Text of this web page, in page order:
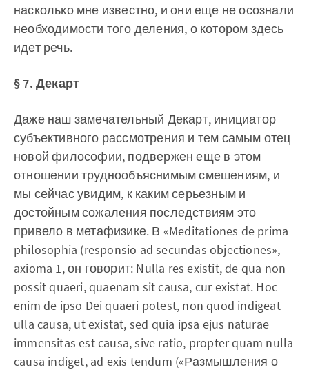
насколько мне известно, и они еще не осознали
необходимости того деления, о котором здесь
идет речь.
§ 7. Декарт
Даже наш замечательный Декарт, инициатор
субъективного рассмотрения и тем самым отец
новой философии, подвержен еще в этом
отношении труднообъяснимым смешениям, и
мы сейчас увидим, к каким серьезным и
достойным сожаления последствиям это
привело в метафизике. В «Meditationes de prima
philosophia (responsio ad secundas objectiones»,
axioma 1, он говорит: Nulla res existit, de qua non
possit quaeri, quaenam sit causa, cur existat. Hoc
enim de ipso Dei quaeri potest, non quod indigeat
ulla causa, ut existat, sed quia ipsa ejus naturae
immensitas est causa, sive ratio, propter quam nulla
causa indiget, ad exis tendum («Размышления о